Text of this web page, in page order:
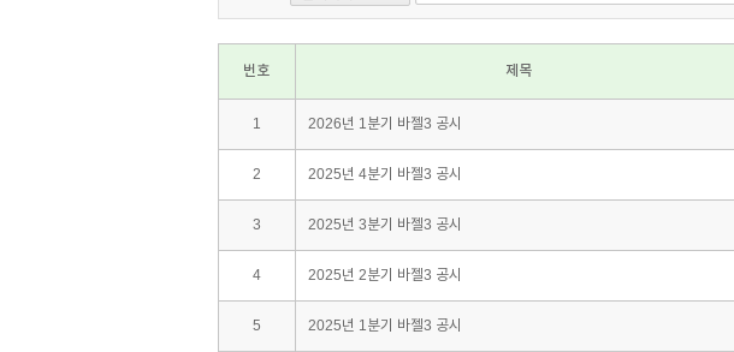
번호 제목
1 2026년 1분기 바젤3 공시
2 2025년 4분기 바젤3 공시
3 2025년 3분기 바젤3 공시
4 2025년 2분기 바젤3 공시
5 2025년 1분기 바젤3 공시